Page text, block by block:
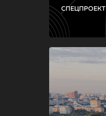
СПЕЦПРОЕКТ